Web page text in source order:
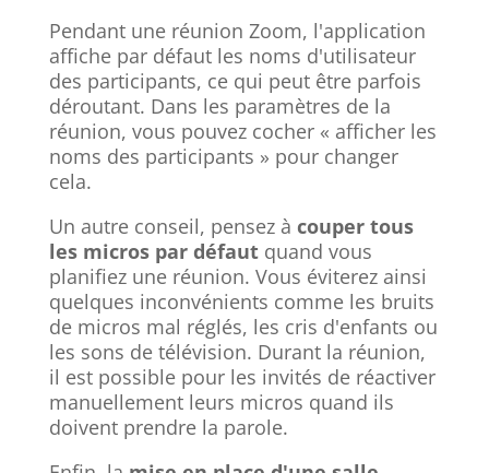
Pendant une réunion Zoom, l'application
affiche par défaut les noms d'utilisateur
des participants, ce qui peut être parfois
déroutant. Dans les paramètres de la
réunion, vous pouvez cocher « afficher les
noms des participants » pour changer
cela.
Un autre conseil, pensez à couper tous
les micros par défautquand vous
planifiez une réunion. Vous éviterez ainsi
quelques inconvénients comme les bruits
de micros mal réglés, les cris d'enfants ou
les sons de télévision. Durant la réunion,
il est possible pour les invités de réactiver
manuellement leurs micros quand ils
doivent prendre la parole.